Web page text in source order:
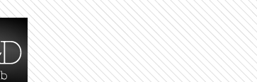
Aller au
contenu
principal